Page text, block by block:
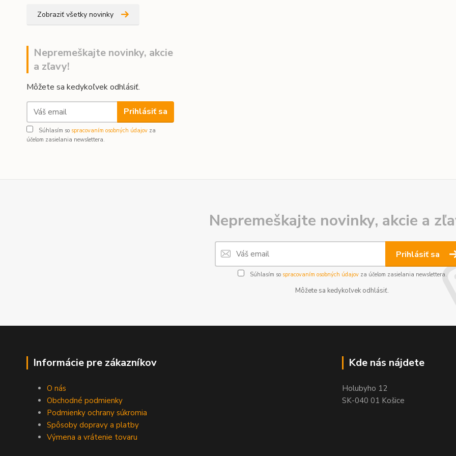
Zobraziť všetky novinky
Nepremeškajte novinky, akcie
a zľavy!
Môžete sa kedykoľvek odhlásiť.
Prihlásiť sa
Súhlasím so spracovaním osobných údajov za
účelom zasielania newslettera.
Nepremeškajte novinky, akcie a
Prihlásiť sa
Súhlasím so spracovaním osobných údajovza účelom zasielania newslettera.
Môžete sa kedykoľvek odhlásiť.
Informácie pre zákazníkov
O nás
Obchodné podmienky
Podmienky ochrany súkromia
Spôsoby dopravy a platby
Výmena a vrátenie tovaru
Kde nás nájdete
Holubyho 12
SK-040 01 Košice